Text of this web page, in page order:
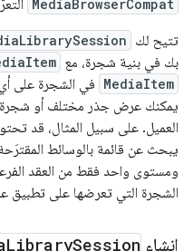
MediaBrowserCompat
تتيح لك
بك في بنية شجرة، مع
MediaItem في الشجرة على
يمكنك عرض جذر مختلف أو شجرة
العميل. على سبيل المثال، قد
يبحث عن قائمة بالوسائط
ومستوى واحد فقط من العقد
الشجرة التي تعرضها على تطبيق
إنشاء LibrarySession